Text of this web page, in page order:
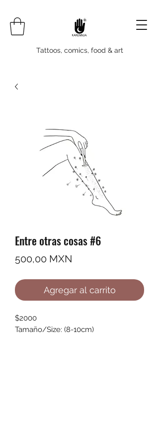
Tattoos, comics, food & art
Entre otras cosas #6
500,00 MXN
Agregar al carrito
$2000
Tamaño/Size: (8-10cm)